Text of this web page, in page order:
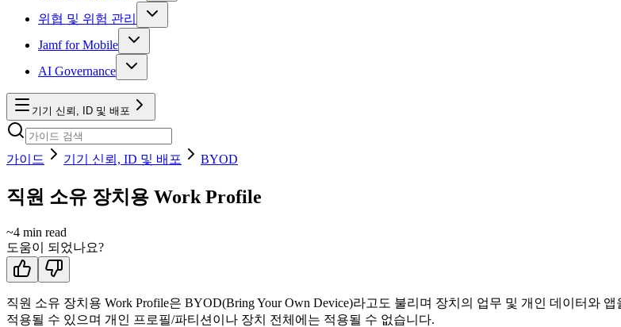
위협 및 위험 관리
Jamf for Mobile
AI Governance
기기 신뢰, ID 및 배포
가이드 기기 신뢰, ID 및 배포 BYOD
직원 소유 장치용 Work Profile
~4 min read
도움이 되었나요?
직원 소유 장치용 Work Profile은 BYOD(Bring Your Own Device)라고도 불리며 장치의 업무 및 개인 데이터와
적용될 수 있으며 개인 프로필/파티션이나 장치 전체에는 적용될 수 없습니다.